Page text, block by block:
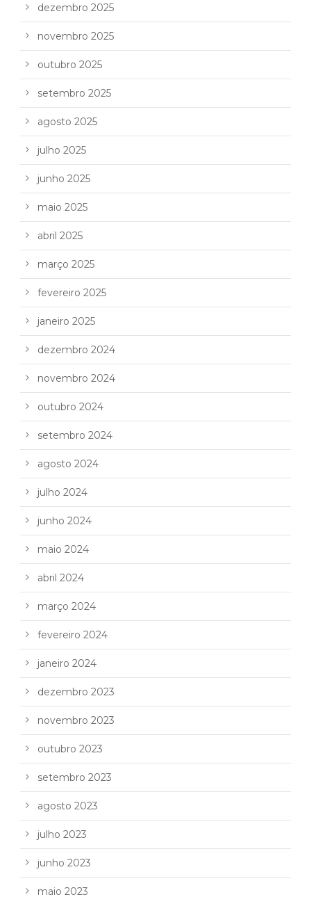
dezembro 2025
novembro 2025
outubro 2025
setembro 2025
agosto 2025
julho 2025
junho 2025
maio 2025
abril 2025
março 2025
fevereiro 2025
janeiro 2025
dezembro 2024
novembro 2024
outubro 2024
setembro 2024
agosto 2024
julho 2024
junho 2024
maio 2024
abril 2024
março 2024
fevereiro 2024
janeiro 2024
dezembro 2023
novembro 2023
outubro 2023
setembro 2023
agosto 2023
julho 2023
junho 2023
maio 2023